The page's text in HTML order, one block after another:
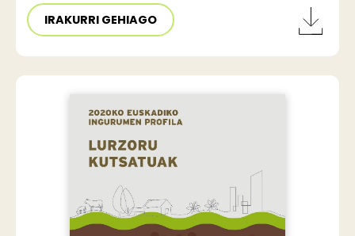
IRAKURRI GEHIAGO